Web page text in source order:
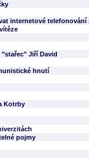
internetové telefonování
Jiří David
hnutí
Kotrby
pojmy